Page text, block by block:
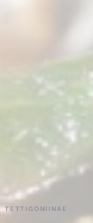
TETTIGONIINAE